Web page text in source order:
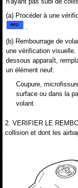
(a) Procéder à une
(b) Rembourrage de
une vérification
dessous apparaît,
un élément neuf:
Coupure,
surface ou dans la
volant.
2. VERIFIER LE
collision et dont les